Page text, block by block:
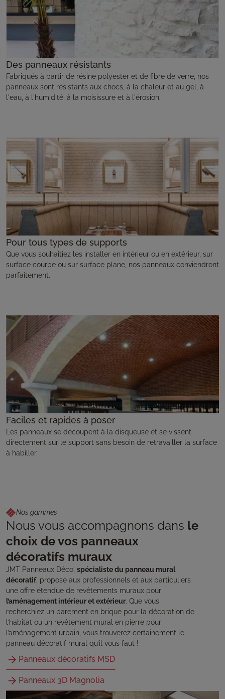
Des panneaux résistants
Fabriqués à partir de résine polyester et de fibre de verre, nos
panneaux sont résistants aux chocs, à la chaleur et au gel, à
l'eau, à l'humidité, à la moisissure et à l'érosion.
Pour tous types de supports
Que vous souhaitiez les installer en intérieur ou en extérieur, sur
surface courbe ou sur surface plane, nos panneaux conviendront
parfaitement.
Faciles et rapides à poser
Les panneaux se découpent à la disqueuse et se vissent
directement sur le support sans besoin de retravailler la surface
à habiller.
Nos gammes
Nous vous accompagnons dans le
choix de vos panneaux
décoratifs muraux
JMT Panneaux Déco, spécialiste du panneau mural
décoratif, propose aux professionnels et aux particuliers
une offre étendue de revêtements muraux pour
l’aménagement intérieur et extérieur. Que vous
recherchiez un parement en brique pour la décoration de
l’habitat ou un revêtement mural en pierre pour
l’aménagement urbain, vous trouverez certainement le
panneau décoratif mural qu’il vous faut !
Panneaux décoratifs MSD
Panneaux 3D Magnolia